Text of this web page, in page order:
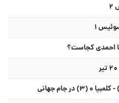
احمدی کجاست؟